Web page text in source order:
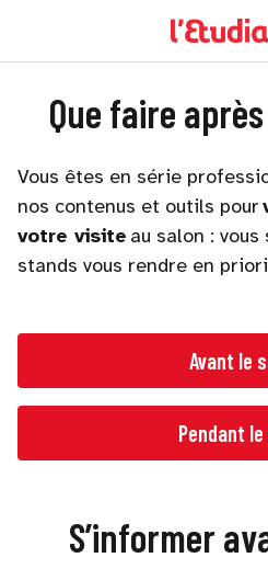
Que faire
Vous êtes en série
nos contenus et outils pour
votre visite au salon :
stands vous rendre en
Avant le
Pendant
S’informer